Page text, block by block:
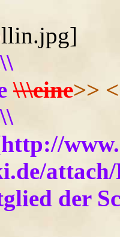
\\\eine>>
der